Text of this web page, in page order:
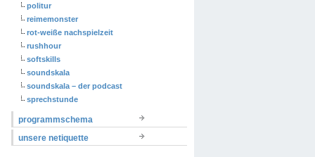
politur
reimemonster
rot-weiße nachspielzeit
rushhour
softskills
soundskala
soundskala – der podcast
sprechstunde
programmschema
unsere netiquette